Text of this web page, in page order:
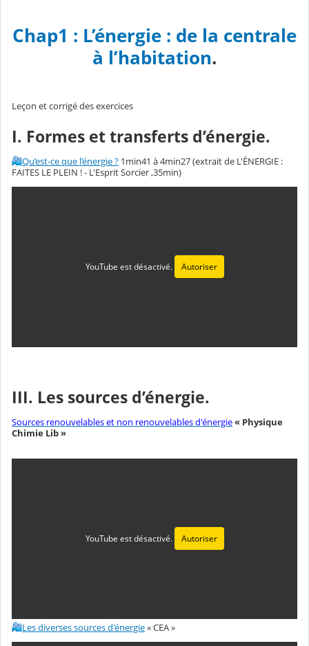
Chap1 : L’énergie : de la centrale
à l’habitation.
Leçon et corrigé des exercices
I. Formes et transferts d’énergie.
Qu’est-ce que l’énergie ? 1min41 à 4min27 (extrait de L'ÉNERGIE :
FAITES LE PLEIN ! - L'Esprit Sorcier ,35min)
YouTube est désactivé. Autoriser
III. Les sources d’énergie.
Sources renouvelables et non renouvelables d'énergie« Physique
Chimie Lib »
YouTube est désactivé. Autoriser
Les diverses sources d'énergie« CEA »